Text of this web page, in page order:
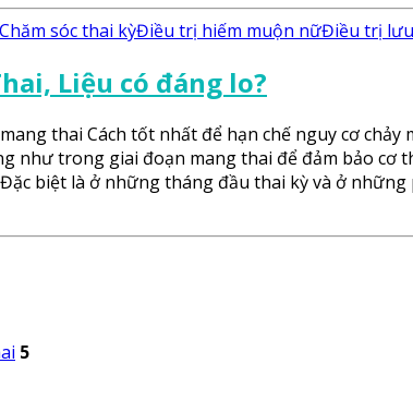
Chăm sóc thai kỳĐiều trị hiếm muộn nữĐiều trị
Liệu có đáng lo?
thai Cách tốt nhất để hạn chế nguy cơ
như trong giai đoạn mang thai để đảm bảo cơ
biệt là ở những tháng đầu thai kỳ và ở
5